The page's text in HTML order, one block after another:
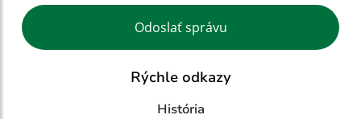
Google reCaptcha Response
Odoslať správu
Rýchle odkazy
História